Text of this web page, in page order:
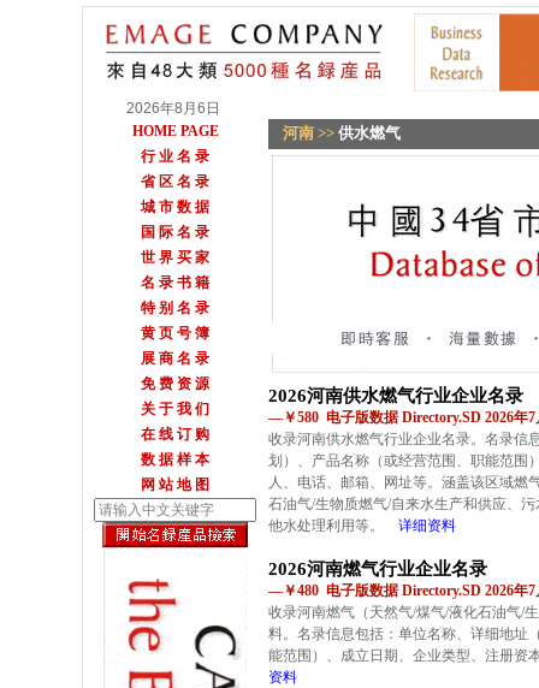
2026年8月6日
HOME PAGE
行 业 名 录
省 区 名 录
城 市 数 据
国 际 名 录
世 界 买 家
名 录 书 籍
特 别 名 录
黄 页 号 簿
展 商 名 录
免 费 资 源
关 于 我 们
在 线 订 购
数 据 样 本
网 站 地 图
河南 >> 供水燃气
2026河南供水燃气行业企业名录
—￥580 电子版数据 Directory.SD 2026年7
收录河南供水燃气行业企业名录。名录信
划）、产品名称（或经营范围、职能范围
人、电话、邮箱、网址等。涵盖该区域燃
石油气/生物质燃气/自来水生产和供应、
他水处理利用等。
详细资料
2026河南燃气行业企业名录
—￥480 电子版数据 Directory.SD 2026年7
收录河南燃气（天然气/煤气/液化石油气/
料。名录信息包括：单位名称、详细地址
能范围）、成立日期、企业类型、注册资
资料